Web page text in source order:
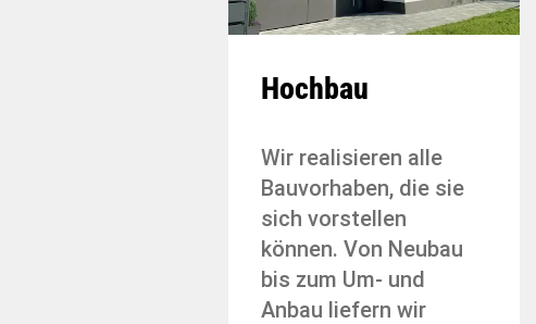
Hochbau
Wir realisieren alle
Bauvorhaben, die sie
sich vorstellen
können. Von Neubau
bis zum Um- und
Anbau liefern wir